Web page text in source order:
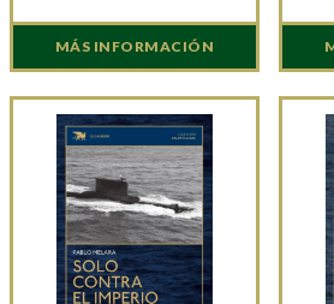
MÁS INFORMACIÓN